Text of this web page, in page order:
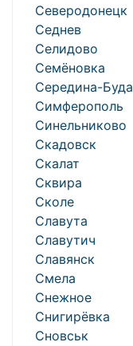
Северодонецк
Седнев
Селидово
Семёновка
Середина-Буда
Симферополь
Синельниково
Скадовск
Скалат
Сквира
Сколе
Славута
Славутич
Славянск
Смела
Снежное
Снигирёвка
Сновськ